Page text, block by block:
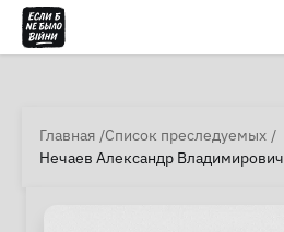
Главная Список преследуемых
Нечаев Александр Владимирович